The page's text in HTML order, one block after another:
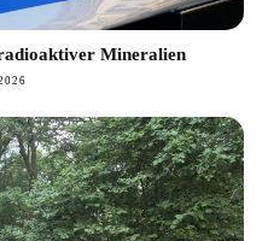
Mineralien